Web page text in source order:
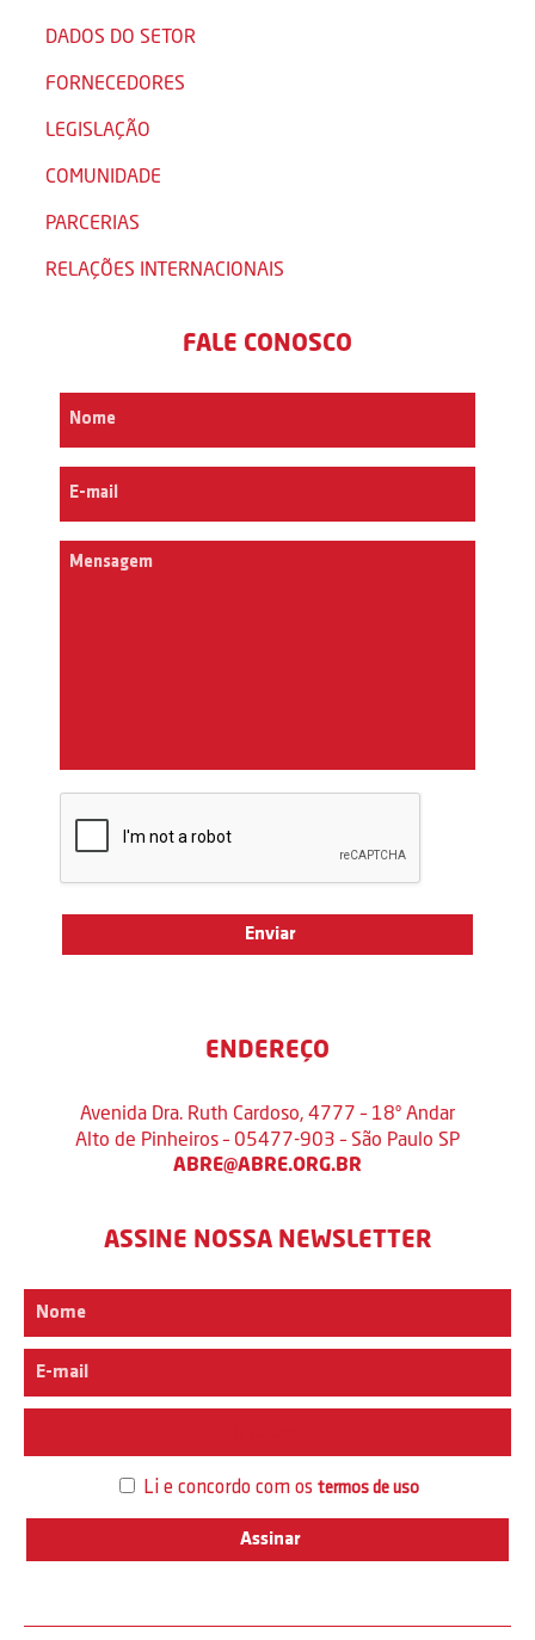
DADOS DO SETOR
FORNECEDORES
LEGISLAÇÃO
COMUNIDADE
PARCERIAS
RELAÇÕES INTERNACIONAIS
FALE CONOSCO
ENDEREÇO
Avenida Dra. Ruth Cardoso, 4777 – 18º Andar
Alto de Pinheiros – 05477-903 – São Paulo SP
ABRE@ABRE.ORG.BR
ASSINE NOSSA NEWSLETTER
Li e concordo com os termos de uso